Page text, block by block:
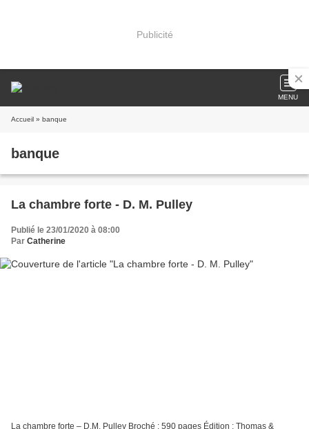
Publicité
MENU
Accueil » banque
banque
La chambre forte - D. M. Pulley
Publié le 23/01/2020 à 08:00
Par Catherine
La chambre forte – D.M. Pulley Broché : 590 pages Édition : Thomas &